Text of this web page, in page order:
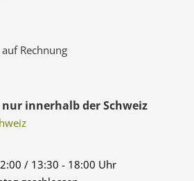
Rechnung
innerhalb der Schweiz
/ 13:30 - 18:00 Uhr